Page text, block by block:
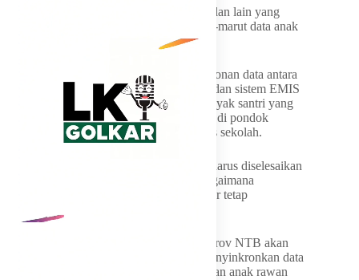
Namun, rapat itu juga mengungkap persoalan lain yang
selama ini luput dari perhatian, yakni carut-marut data anak
Pemprov menemukan adanya ketidaksinkronan data antara
sistem Data Pokok Pendidikan (Dapodik) dan sistem EMIS
milik Kementerian Agama. Akibatnya, banyak santri yang
sebenarnya masih mengenyam pendidikan di pondok
pesantren justru tercatat sebagai anak putus sekolah.
“Pak Gubernur menegaskan bahwa yang harus diselesaikan
bukan hanya soal angka statistik, tetapi bagaimana
memastikan seluruh anak NTB benar-benar tetap
Untuk mengatasi persoalan tersebut, Pemprov NTB akan
membentuk tim kecil lintas sektor guna menyinkronkan data
pendidikan sekaligus memperkuat pendataan anak rawan